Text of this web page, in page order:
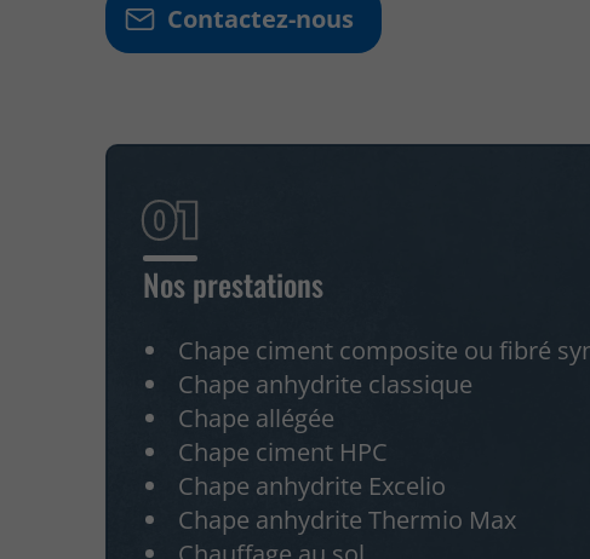
Contactez-nous
Nos prestations
Chape ciment composite ou fibré
Chape anhydrite classique
Chape allégée
Chape ciment HPC
Chape anhydrite Excelio
Chape anhydrite Thermio Max